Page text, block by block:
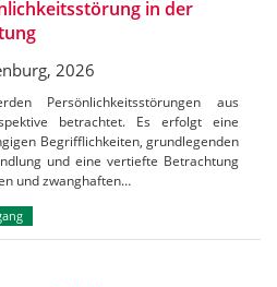
in der
2026
Persönlichkeitsstörungen aus
betrachtet. Es erfolgt eine
Begrifflichkeiten, grundlegenden
und eine vertiefte Betrachtung
und zwanghaften…